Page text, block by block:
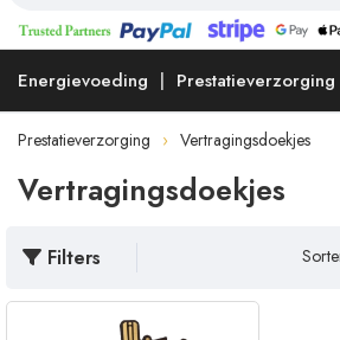
Energievoeding Prestatieverzorging
Prestatieverzorging Vertragingsdoekjes
Vertragingsdoekjes
Filters